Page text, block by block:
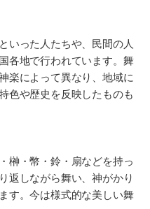
いった人たちや、民間の人
各地で行われています。舞
楽によって異なり、地域に
色や歴史を反映したものも
榊・幣・鈴・扇などを持っ
返しながら舞い、神がかり
す。今は様式的な美しい舞